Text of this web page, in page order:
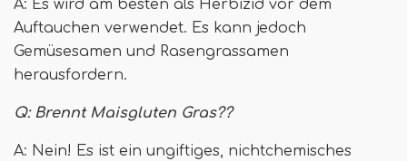
A: Es wird am besten als Herbizid vor dem
Auftauchen verwendet. Es kann jedoch
Gemüsesamen und Rasengrassamen
herausfordern.
Q: Brennt Maisgluten Gras??
A: Nein! Es ist ein ungiftiges, nichtchemisches